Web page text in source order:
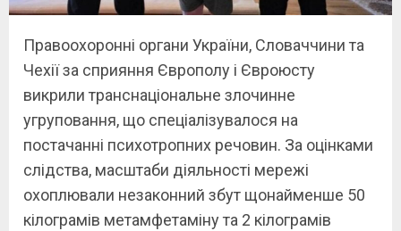
Правоохоронні органи України, Словаччини та
Чехії за сприяння Європолу і Євроюсту
викрили транснаціональне злочинне
угруповання, що спеціалізувалося на
постачанні психотропних речовин. За оцінками
слідства, масштаби діяльності мережі
охоплювали незаконний збут щонайменше 50
кілограмів метамфетаміну та 2 кілограмів